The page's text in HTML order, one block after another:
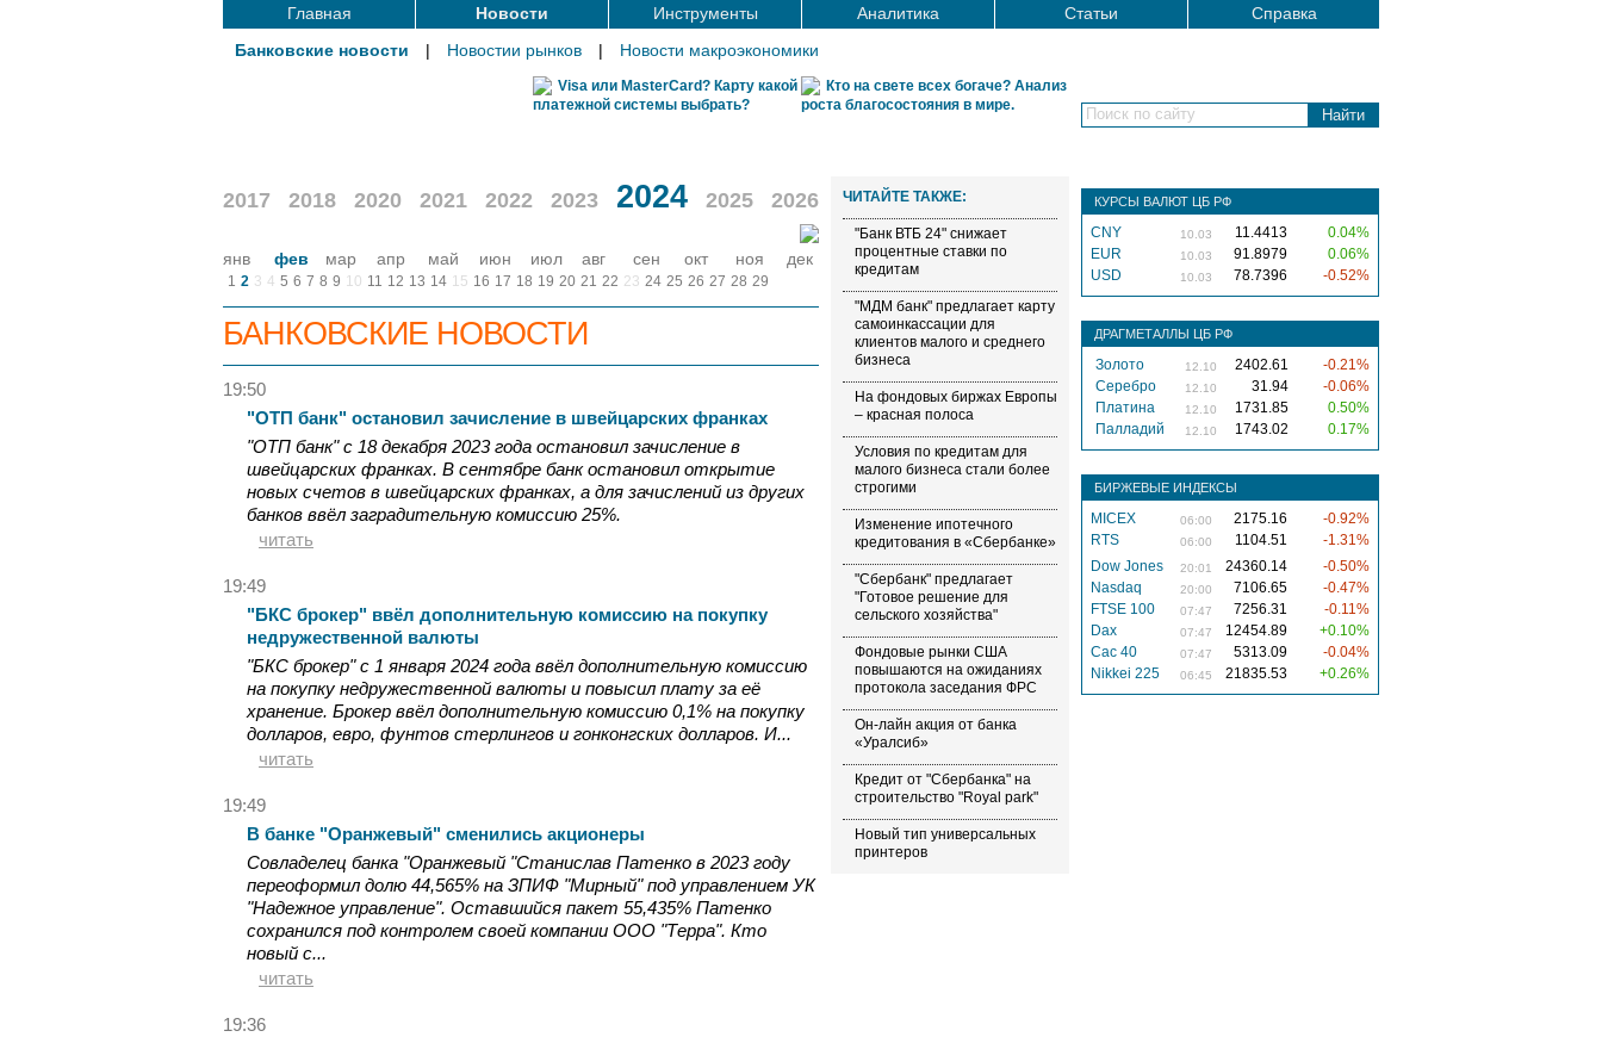
Главная Новости Инструменты Аналитика Статьи
Справка
Банковские новости
| Новостии рынков | Новости макроэкономики
Поиск по сайту
Visa или MasterCard? Карту какой
платежной системы выбрать?
Кто на свете всех богаче? Анализ
роста благосостояния в мире.
2017 2018 2020 2021 2022 2023 2024 2025 2026
янв фев мар апр май июн июл авг сен окт ноя дек
1 2 3 4 5 6 7 8 9 10 11 12 13 14 15 16 17 18 19 20 21 22 23 24 25 26 27 28 29
БАНКОВСКИЕ НОВОСТИ
19:50
"ОТП банк" остановил зачисление в швейцарских франках
"ОТП банк" с 18 декабря 2023 года остановил зачисление в
швейцарских франках. В сентябре банк остановил открытие
новых счетов в швейцарских франках, а для зачислений из других
банков ввёл заградительную комиссию 25%.
читать
19:49
"БКС брокер" ввёл дополнительную комиссию на покупку
недружественной валюты
"БКС брокер" с 1 января 2024 года ввёл дополнительную комиссию
на покупку недружественной валюты и повысил плату за её
хранение. Брокер ввёл дополнительную комиссию 0,1% на покупку
долларов, евро, фунтов стерлингов и гонконгских долларов. И...
читать
19:49
В банке "Оранжевый" сменились акционеры
Совладелец банка "Оранжевый "Станислав Патенко в 2023 году
переоформил долю 44,565% на ЗПИФ "Мирный" под управлением УК
"Надежное управление". Оставшийся пакет 55,435% Патенко
сохранился под контролем своей компании ООО "Терра". Кто
новый с...
читать
19:36
ЧИТАЙТЕ ТАКЖЕ:
"Банк ВТБ 24" снижает
процентные ставки по
кредитам
"МДМ банк" предлагает карту
самоинкассации для
клиентов малого и среднего
бизнеса
На фондовых биржах Европы
– красная полоса
Условия по кредитам для
малого бизнеса стали более
строгими
Изменение ипотечного
кредитования в «Сбербанке»
"Сбербанк" предлагает
"Готовое решение для
сельского хозяйства"
Фондовые рынки США
повышаются на ожиданиях
протокола заседания ФРС
Он-лайн акция от банка
«Уралсиб»
Кредит от "Сбербанка" на
строительство "Royal park"
Новый тип универсальных
принтеров
КУРСЫ ВАЛЮТ ЦБ РФ
CNY 10.03 11.4413
0.04%
EUR
10.03 91.8979
0.06%
USD
10.03 78.7396 -0.52%
ДРАГМЕТАЛЛЫ ЦБ РФ
Золото 12.10 2402.61
-0.21%
Серебро
12.10 31.94
-0.06%
Платина
12.10 1731.85
0.50%
Палладий
12.10 1743.02 0.17%
БИРЖЕВЫЕ ИНДЕКСЫ
MICEX 06:00 2175.16
-0.92%
RTS
06:00 1104.51
-1.31%
Dow Jones
20:01 24360.14
-0.50%
Nasdaq
20:00 7106.65
-0.47%
FTSE 100
07:47 7256.31
-0.11%
Dax
07:47 12454.89
+0.10%
Cac 40
07:47 5313.09
-0.04%
Nikkei 225
06:45 21835.53 +0.26%